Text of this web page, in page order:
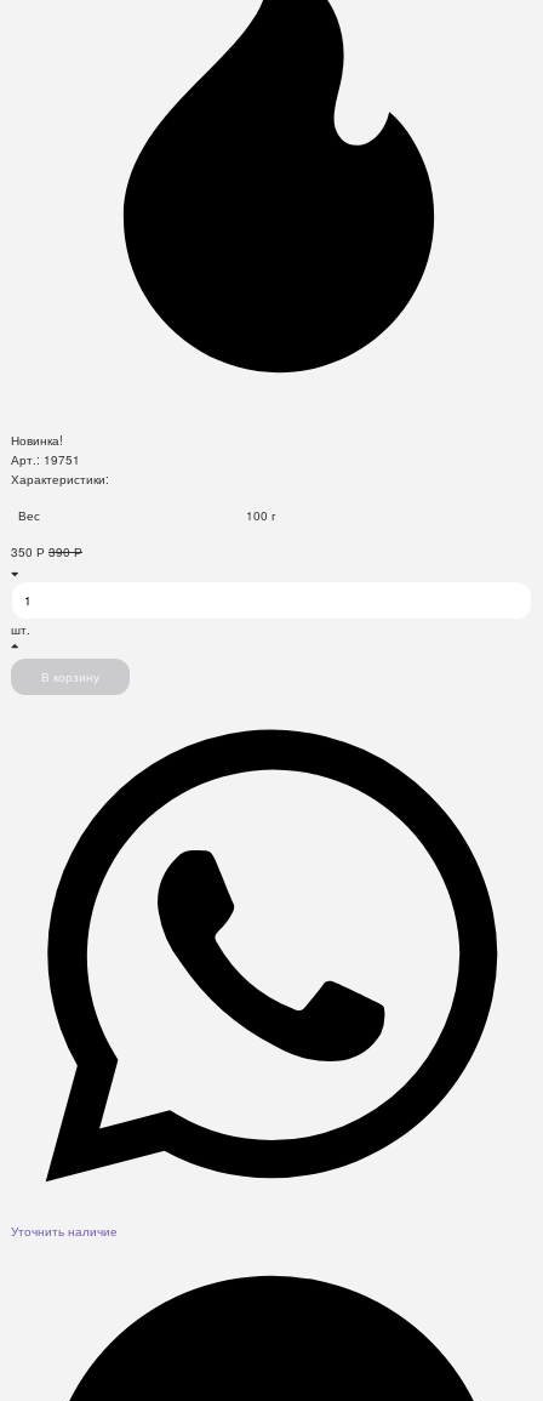
Новинка!
Арт.: 19751
Характеристики:
Вес 100 г
350 Р 390Р
шт.
В корзину
Уточнить наличие